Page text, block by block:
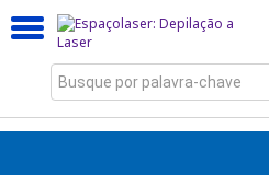
Busque por palavra-chave